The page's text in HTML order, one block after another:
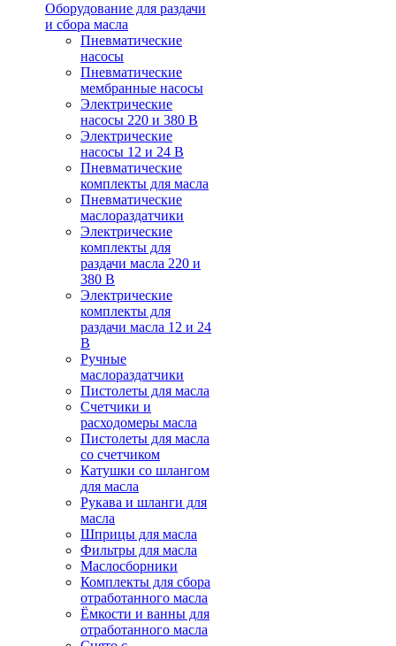
Оборудование для раздачи
и сбора масла
Пневматические
насосы
Пневматические
мембранные насосы
Электрические
насосы 220 и 380 В
Электрические
насосы 12 и 24 В
Пневматические
комплекты для масла
Пневматические
маслораздатчики
Электрические
комплекты для
раздачи масла 220 и
380 В
Электрические
комплекты для
раздачи масла 12 и 24
В
Ручные
маслораздатчики
Пистолеты для масла
Счетчики и
расходомеры масла
Пистолеты для масла
со счетчиком
Катушки со шлангом
для масла
Рукава и шланги для
масла
Шприцы для масла
Фильтры для масла
Маслосборники
Комплекты для сбора
отработанного масла
Ёмкости и ванны для
отработанного масла